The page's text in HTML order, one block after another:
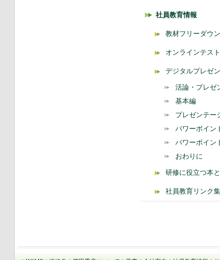
社員教育情報
教材フリーダウ
オンラインテス
デジタルプレゼ
活論・プレゼ
基本編
プレゼンテー
パワーポイン
パワーポイン
おわりに
研修に役立つ本
社員教育リンク集